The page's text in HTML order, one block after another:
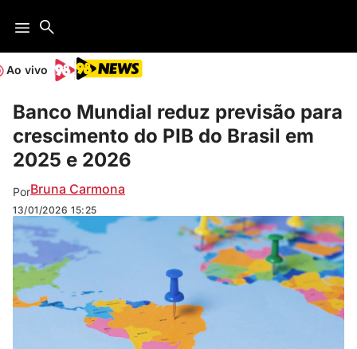
Ao vivo
Banco Mundial reduz previsão para
crescimento do PIB do Brasil em
2025 e 2026
PorBruna Carmona
13/01/2026 15:25